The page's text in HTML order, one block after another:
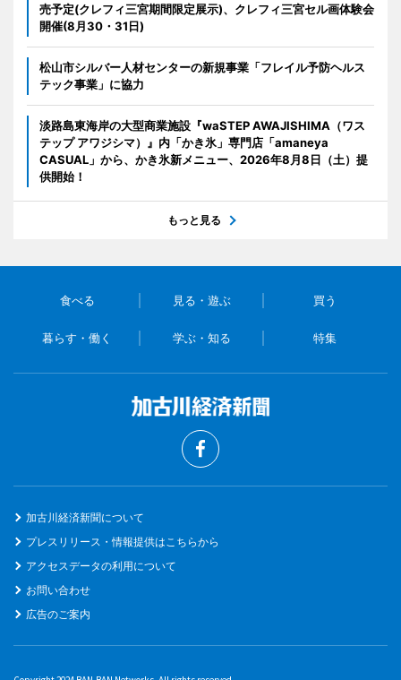
売予定(クレフィ三宮期間限定展示)、クレフィ三宮セル画体験会
開催(8月30・31日)
松山市シルバー人材センターの新規事業「フレイル予防ヘルス
テック事業」に協力
淡路島東海岸の大型商業施設『waSTEP AWAJISHIMA（ワス
テップ アワジシマ）』内「かき氷」専門店「amaneya
CASUAL」から、かき氷新メニュー、2026年8月8日（土）提
供開始！
もっと見る
食べる 見る・遊ぶ 買う
暮らす・働く 学ぶ・知る 特集
加古川経済新聞について
プレスリリース・情報提供はこちらから
アクセスデータの利用について
お問い合わせ
広告のご案内